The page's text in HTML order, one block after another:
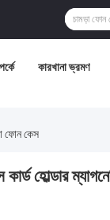
কারখানা ভ্রমণ
ফোন কেস
হোল্ডার